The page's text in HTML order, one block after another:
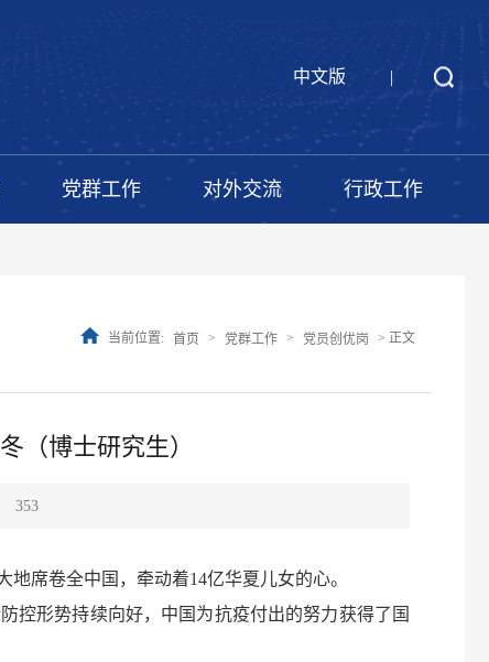
中文版 |
党群工作 对外交流 行政工作
当前位置: 首页 > 党群工作 > 党员创优岗 > 正文
博士研究生）
353
席卷全中国，牵动着14亿华夏儿女的心。
形势持续向好，中国为抗疫付出的努力获得了国